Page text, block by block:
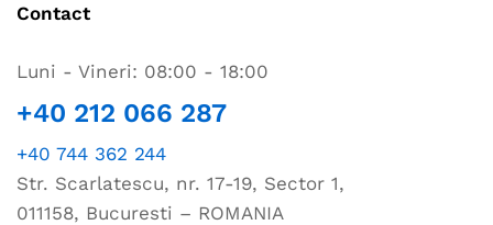
Contact
Luni - Vineri: 08:00 - 18:00
+40 212 066 287
+40 744 362 244
Str. Scarlatescu, nr. 17-19, Sector 1,
011158, Bucuresti – ROMANIA